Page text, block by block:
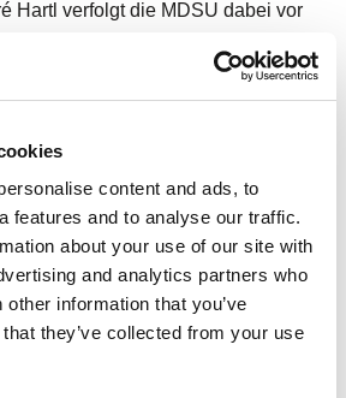
content and ads, to
features and to analyse our traffic.
about your use of our site with
and analytics partners who
information that you’ve
they’ve collected from your use
Hartl verfolgt die MDSU dabei vor
bereits für sich: In Qualität und
gewonnene Metall eine
Möglich wird dies durch die
Technologie an die Anforderungen
dieser Erfolgsgeschichte steht die
mit der STEINERT GmbH aus Köln,
ein integraler Bestandteil der Anlage